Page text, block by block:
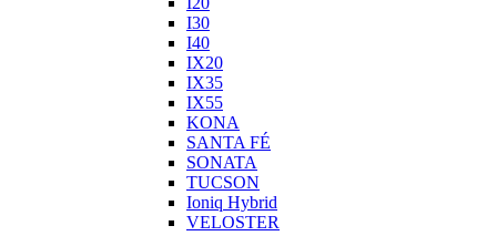
I30
I40
IX20
IX35
IX55
KONA
SANTA FÉ
SONATA
TUCSON
Ioniq Hybrid
VELOSTER